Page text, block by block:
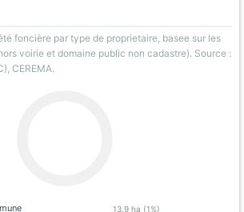
foncière par type de proprietaire, basee sur les
voirie et domaine public non cadastre). Source :
CEREMA.
13.9 ha (1%)